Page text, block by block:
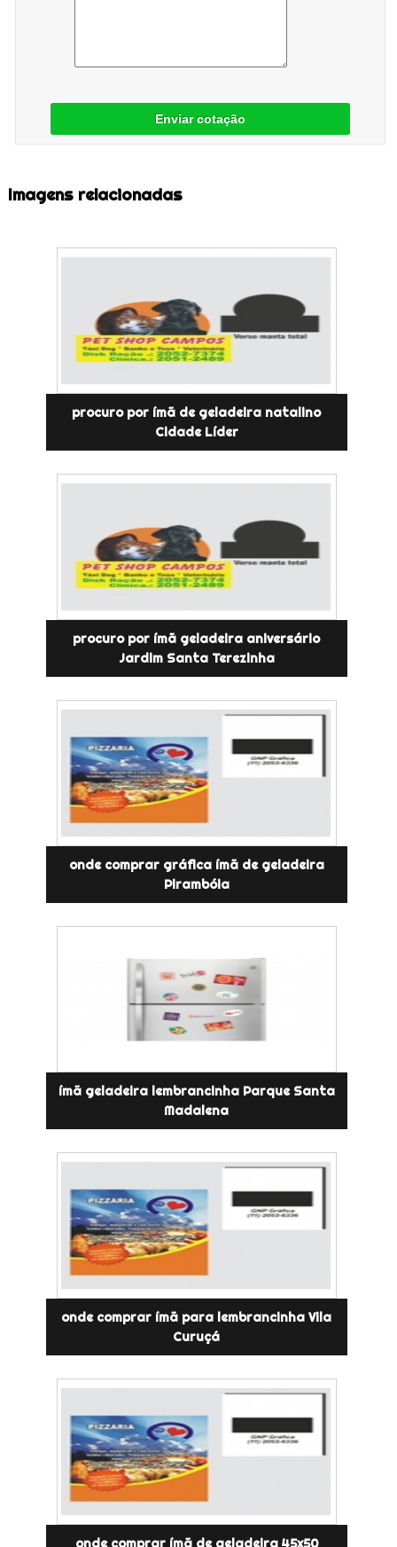
Enviar cotação
Imagens relacionadas
procuro por ímã de geladeira natalino
Cidade Líder
procuro por ímã geladeira aniversário
Jardim Santa Terezinha
onde comprar gráfica ímã de geladeira
Pirambóia
ímã geladeira lembrancinha Parque Santa
Madalena
onde comprar ímã para lembrancinha Vila
Curuçá
onde comprar ímã de geladeira 45x50